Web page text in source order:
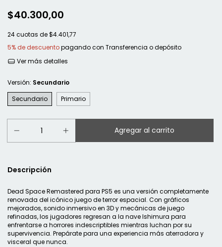
$40.300,00
24cuotas de$4.401,77
5% de descuentopagando con Transferencia o depósito
Ver más detalles
Versión: Secundario
Secundario
Primario
Descripción
Dead Space Remastered para PS5 es una versión completamente
renovada del icónico juego de terror espacial. Con gráficos
mejorados, sonido inmersivo en 3D y mecánicas de juego
refinadas, los jugadores regresan a la nave Ishimura para
enfrentarse a horrores indescriptibles mientras luchan por su
supervivencia. Prepárate para una experiencia más aterradora y
visceral que nunca.